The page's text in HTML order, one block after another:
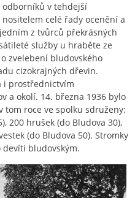
odborníků v tehdejší
celé řady ocenění a
z tvůrců překrásných
služby u hraběte ze
zvelebení bludovského
cizokrajných dřevin.
i prostřednictvím
a okolí. 14. března 1936 bylo
tom roce ve spolku sdruženy:
200 hrušek (do Bludova 30),
(do Bludova 50). Stromky
devíti bludovským.